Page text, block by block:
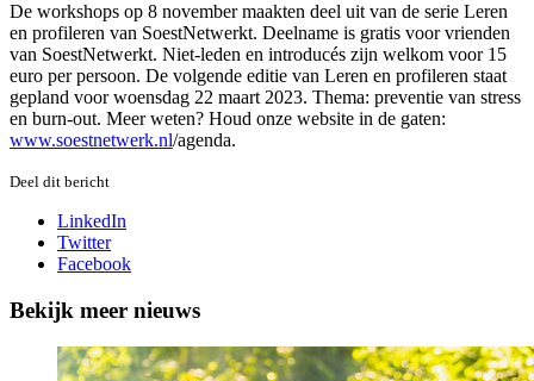
De workshops op 8 november maakten deel uit van de serie Leren
en profileren van SoestNetwerkt. Deelname is gratis voor vrienden
van SoestNetwerkt. Niet-leden en introducés zijn welkom voor 15
euro per persoon. De volgende editie van Leren en profileren staat
gepland voor woensdag 22 maart 2023. Thema: preventie van stress
en burn-out. Meer weten? Houd onze website in de gaten:
www.soestnetwerk.nl/agenda.
Deel dit bericht
LinkedIn
Twitter
Facebook
Bekijk meer nieuws